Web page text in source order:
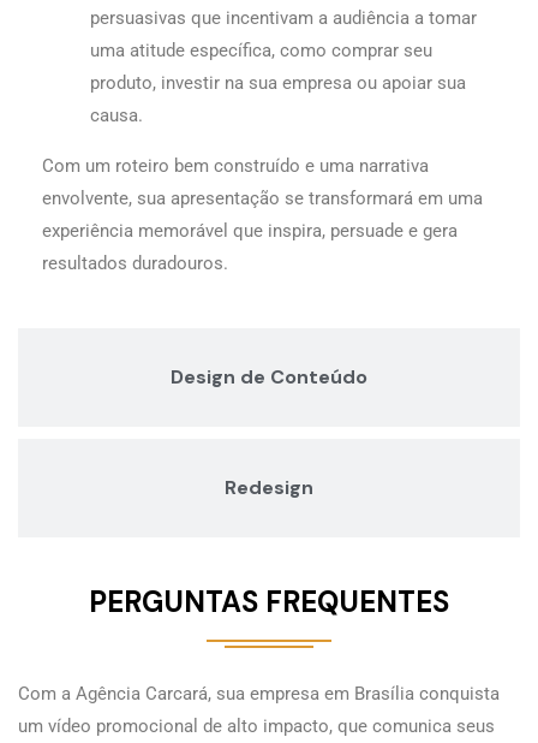
Design de Conteúdo
Redesign
persuasivas que incentivam a audiência a tomar
uma atitude específica, como comprar seu
produto, investir na sua empresa ou apoiar sua
causa.
Com um roteiro bem construído e uma narrativa
envolvente, sua apresentação se transformará em uma
experiência memorável que inspira, persuade e gera
resultados duradouros.
PERGUNTAS FREQUENTES
Com a Agência Carcará, sua empresa em Brasília conquista
um vídeo promocional de alto impacto, que comunica seus